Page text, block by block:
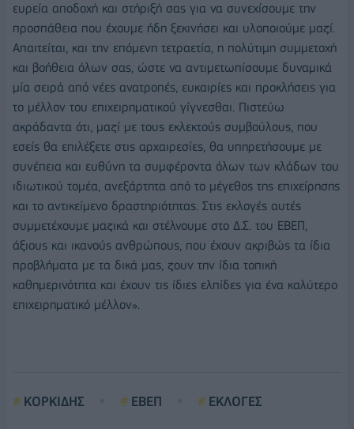
ευρεία αποδοχή και στήριξή σας για να συνεχίσουμε την
προσπάθεια που έχουμε ήδη ξεκινήσει και υλοποιούμε μαζί.
Απαιτείται, και την επόμενη τετραετία, η πολύτιμη συμμετοχή
και βοήθεια όλων σας, ώστε να αντιμετωπίσουμε δυναμικά
μία σειρά από νέες ανατροπές, ευκαιρίες και προκλήσεις για
το μέλλον του επιχειρηματικού γίγνεσθαι. Πιστεύω
ακράδαντα ότι, μαζί με τους εκλεκτούς συμβούλους, που
εσείς θα επιλέξετε στις αρχαιρεσίες, θα υπηρετήσουμε με
συνέπεια και ευθύνη τα συμφέροντα όλων των κλάδων του
ιδιωτικού τομέα, ανεξάρτητα από το μέγεθος της επιχείρησης
και το αντικείμενο δραστηριότητας. Στις εκλογές αυτές
συμμετέχουμε μαζικά και στέλνουμε στο Δ.Σ. του ΕΒΕΠ,
άξιους και ικανούς ανθρώπους, που έχουν ακριβώς τα ίδια
προβλήματα με τα δικά μας, ζουν την ίδια τοπική
καθημερινότητα και έχουν τις ίδιες ελπίδες για ένα καλύτερο
επιχειρηματικό μέλλον».
ΚΟΡΚΙΔΗΣ ΕΒΕΠ ΕΚΛΟΓΕΣ